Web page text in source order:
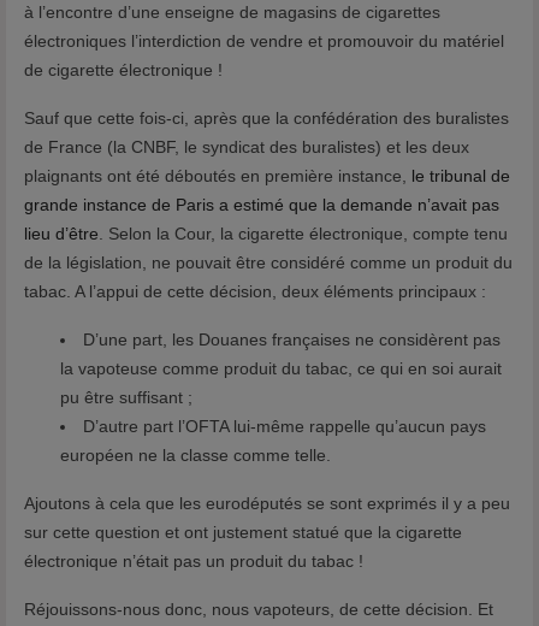
à l’encontre d’une enseigne de magasins de cigarettes
électroniques l’interdiction de vendre et promouvoir du matériel
de cigarette électronique !
Sauf que cette fois-ci, après que la confédération des buralistes
de France (la CNBF, le syndicat des buralistes) et les deux
plaignants ont été déboutés en première instance, le tribunal de
grande instance de Paris a estimé que la demande n’avait pas
lieu d’être . Selon la Cour, la cigarette électronique, compte tenu
de la législation, ne pouvait être considéré comme un produit du
tabac. A l’appui de cette décision, deux éléments principaux :
D’une part, les Douanes françaises ne considèrent pas
la vapoteuse comme produit du tabac, ce qui en soi aurait
pu être suffisant ;
D’autre part l’OFTA lui-même rappelle qu’aucun pays
européen ne la classe comme telle.
Ajoutons à cela que les eurodéputés se sont exprimés il y a peu
sur cette question et ont justement statué que la cigarette
électronique n’était pas un produit du tabac !
Réjouissons-nous donc, nous vapoteurs, de cette décision. Et